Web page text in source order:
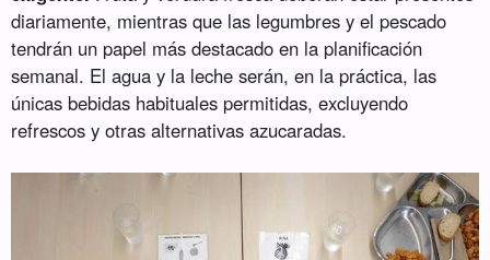
diariamente, mientras que las legumbres y el pescado
tendrán un papel más destacado en la planificación
semanal. El agua y la leche serán, en la práctica, las
únicas bebidas habituales permitidas, excluyendo
refrescos y otras alternativas azucaradas.